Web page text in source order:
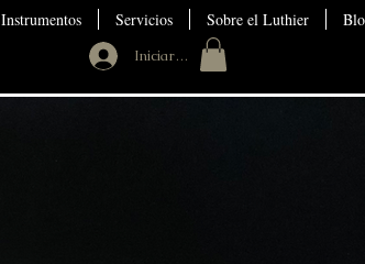
Instrumentos Servicios Sobre el Luthier
Iniciar sesión